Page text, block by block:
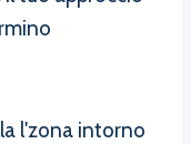
l'zona intorno